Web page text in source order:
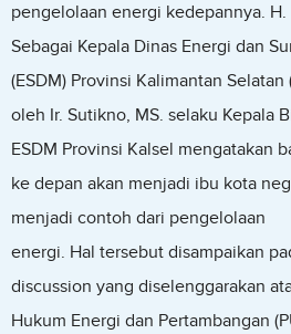
pengelolaan energi kedepannya. H.
Sebagai Kepala Dinas Energi dan
(ESDM) Provinsi Kalimantan
oleh Ir. Sutikno, MS. selaku Kepala
ESDM Provinsi Kalsel mengatakan
ke depan akan menjadi ibu kota
menjadi contoh dari pengelolaan
energi. Hal tersebut disampaikan
discussion yang diselenggarakan
Hukum Energi dan Pertambangan